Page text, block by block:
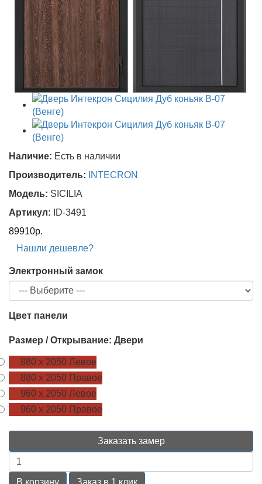
Наличие: Есть в наличии
Производитель:
INTECRON
Модель: SICILIA
Артикул: ID-3491
89910р.
Нашли дешевле?
Электронный замок
Цвет панели
Размер / Открывание: Двери
880 х 2050 Левое
880 х 2050 Правое
960 х 2050 Левое
960 х 2050 Правое
Заказать замер
В корзину Заказ в 1 клик